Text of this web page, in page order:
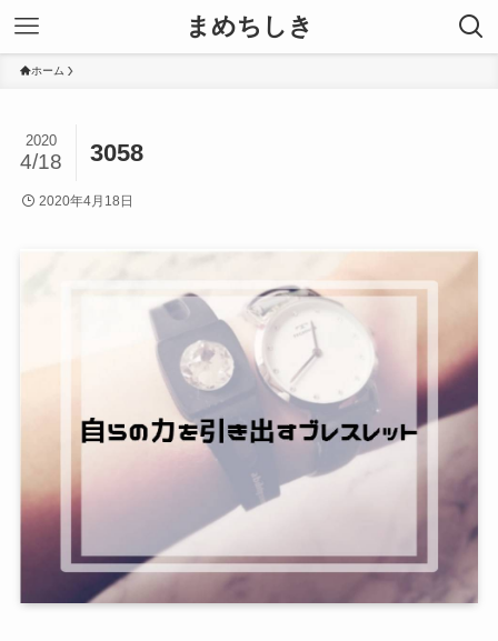
まめちしき
ホーム
3058
2020
4/18
2020年4月18日